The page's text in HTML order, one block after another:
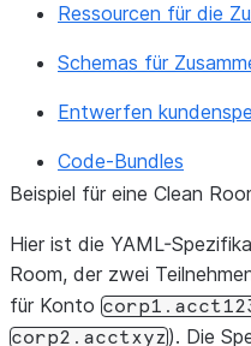
Ressourcen für die
Schemas für
Entwerfen
Code-Bundles
Beispiel für eine Clean
Hier ist die YAML-
Room, der zwei
für Konto
corp2.acctxyz). Die